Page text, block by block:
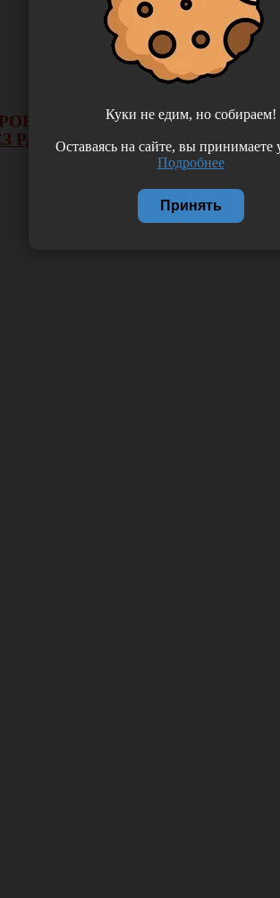
НЕ БУДЕТ
РАСЧЕТНЫЙ СЧЕТ.
Куки не едим, но собираем!
Оставаясь на сайте, вы принимаете
Подробнее
Принять